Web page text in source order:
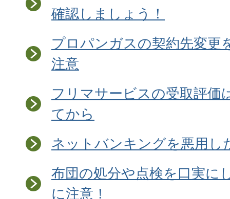
確認しましょう！
プロパンガスの契約先変更
注意
フリマサービスの受取評価
てから
ネットバンキングを悪用し
布団の処分や点検を口実に
に注意！